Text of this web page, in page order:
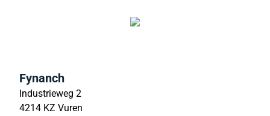
Fynanch
Industrieweg 2
4214 KZ Vuren